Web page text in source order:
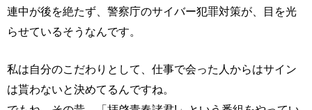
連中が後を絶たず、警察庁のサイバー犯罪対策が、目を光
らせているそうなんです。
私は自分のこだわりとして、仕事で会った人からはサイン
は貰わないと決めてるんですね。